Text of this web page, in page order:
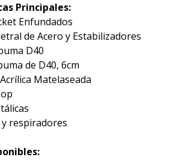
Principales:
Enfundados
de Acero y Estabilizadores
D40
de D40, 6cm
Matelaseada
respiradores